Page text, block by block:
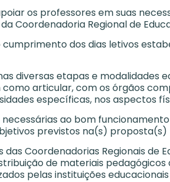
os professores em suas
Coordenadoria Regional de
dos dias letivos
diversas etapas e modalidades
como articular, com os órgãos
específicas, nos aspectos
ao bom
previstos na(s) proposta(s)
das Coordenadorias Regionais de
de materiais
pelas instituições